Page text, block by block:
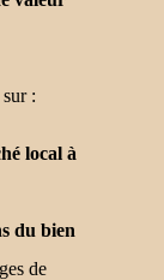
:
local à
du bien
de